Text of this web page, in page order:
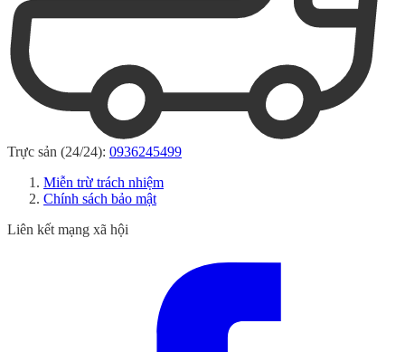
Trực sản (24/24): 0936245499
Miễn trừ trách nhiệm
Chính sách bảo mật
Liên kết mạng xã hội